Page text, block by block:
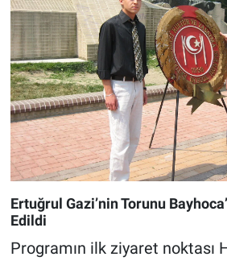
Ertuğrul Gazi’nin Torunu
Edildi
Programın ilk ziyaret noktası